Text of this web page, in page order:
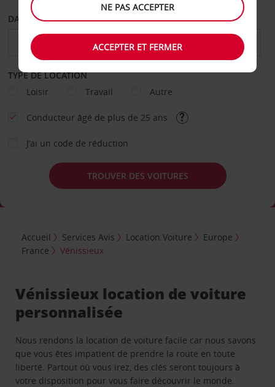
DATE DE DÉPART DATE DE RETOUR
TYPE DE LOCATION
Loisir
Travail Autre
Conducteur âgé de plus de 25 ans
J’ai un code de réduction
TROUVER DES VOITURES
Accueil Services Avis Location Voiture
Europe
France
Vénissieux
Vénissieux location de voiture
personnalisée
Nous rendons la location de voiture facile car nous savons
que vous êtes impatient de prendre la route en toute
liberté. Partout où vous irez, des clés seront toujours à
votre disposition pour vous faire découvrir le monde.
NE PAS ACCEPTER
ACCEPTER ET FERMER